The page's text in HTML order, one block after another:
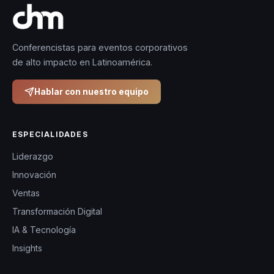
Conferencistas para eventos corporativos
de alto impacto en Latinoamérica.
Hablar con nuestro equipo
ESPECIALIDADES
Liderazgo
Innovación
Ventas
Transformación Digital
IA & Tecnología
Insights